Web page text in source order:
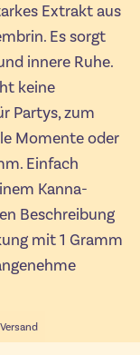
Extrakt aus
Es sorgt
innere Ruhe.
keine
Partys, zum
Momente oder
Einfach
Kanna-
Beschreibung
mit 1 Gramm
Versand